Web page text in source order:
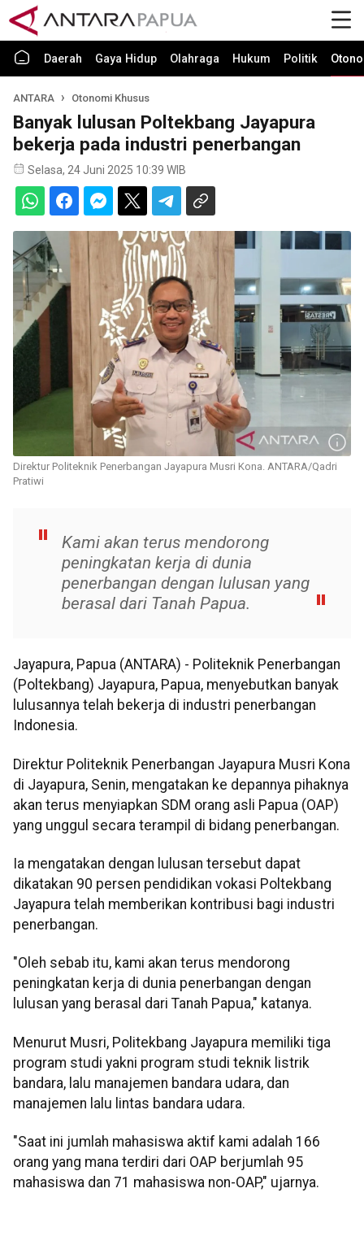
Daerah Gaya Hidup Olahraga Hukum Politik
ANTARA Otonomi Khusus
Banyak lulusan Poltekbang Jayapura
bekerja pada industri penerbangan
Selasa, 24 Juni 2025 10:39 WIB
Direktur Politeknik Penerbangan Jayapura Musri Kona. ANTARA/Qadri
Pratiwi
Kami akan terus mendorong
peningkatan kerja di dunia
penerbangan dengan lulusan yang
berasal dari Tanah Papua.
Jayapura, Papua (ANTARA) - Politeknik Penerbangan
(Poltekbang) Jayapura, Papua, menyebutkan banyak
lulusannya telah bekerja di industri penerbangan
Indonesia.
Direktur Politeknik Penerbangan Jayapura Musri Kona
di Jayapura, Senin, mengatakan ke depannya pihaknya
akan terus menyiapkan SDM orang asli Papua (OAP)
yang unggul secara terampil di bidang penerbangan.
Ia mengatakan dengan lulusan tersebut dapat
dikatakan 90 persen pendidikan vokasi Poltekbang
Jayapura telah memberikan kontribusi bagi industri
penerbangan.
"Oleh sebab itu, kami akan terus mendorong
peningkatan kerja di dunia penerbangan dengan
lulusan yang berasal dari Tanah Papua," katanya.
Menurut Musri, Politekbang Jayapura memiliki tiga
program studi yakni program studi teknik listrik
bandara, lalu manajemen bandara udara, dan
manajemen lalu lintas bandara udara.
"Saat ini jumlah mahasiswa aktif kami adalah 166
orang yang mana terdiri dari OAP berjumlah 95
mahasiswa dan 71 mahasiswa non-OAP," ujarnya.